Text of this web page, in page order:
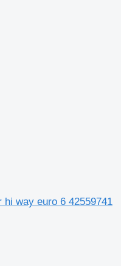
way euro 6 42559741